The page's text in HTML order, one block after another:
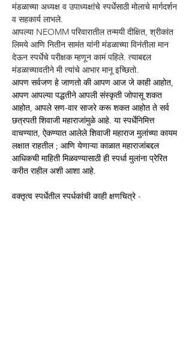
मंडळाच्या अध्यक्ष व उपाध्यक्षांचे स्पर्धेसाठी मोलाचे मार्गदर्शन
व सहकार्य लाभले.
आपल्या NEOMM परिवारातील तन्मयी दीक्षित, श्रीकांत
लिमये आणि नितीन सामंत यांनी मंडळाच्या विनंतीला मान
देऊन स्पर्धेचे परीक्षक म्हणून कामं पहिले. त्याबद्दल
मंडळाच्यावतीने मी त्यांचे आभार मानू इच्छितो.
आपण सर्वजण हे जाणतो की आपण आज जे काही आहोत,
आपण आपल्या पद्धतीने आपली संस्कृती जोपासू शकत
आहोत, आपले सण-वार साजरे करू शकत आहोत ते सर्व
छत्रपती शिवाजी महाराजांमुळे आहे. या स्पर्धेनिमित्त
वाचण्यात, ऐकण्यात आलेले शिवाजी महाराज मुलांच्या कायम
लक्षात राहतील ; आणि येणाऱ्या काळात महाराजांबद्दल
आधिकची माहिती मिळवण्यासाठी ही स्पर्धा मुलांना प्रेरित
करीत राहील अशी आशा आहे.
वक्तृत्व स्पर्धेतील स्पर्धकांची काही क्षणचित्रे -